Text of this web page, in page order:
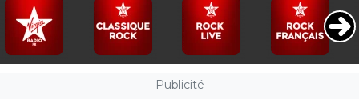
Publicité